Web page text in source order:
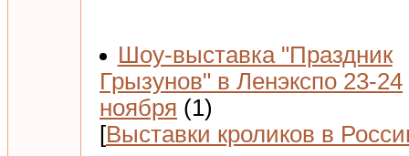
Шоу-выставка "Праздник
Грызунов" в Ленэкспо 23-24
ноября (1)
[Выставки кроликов в